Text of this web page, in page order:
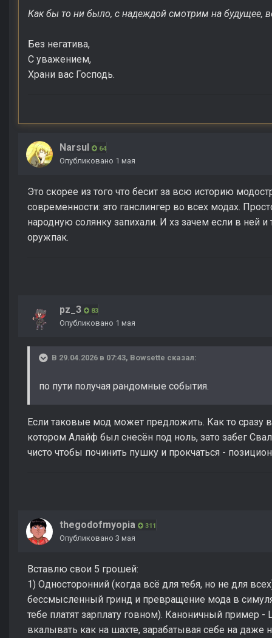
Как бы то ни было, с надеждой смотрим на будущее,
Без негатива,
С уважением,
Храни вас Господь.
Narsul 64
Опубликовано 1 мая
Это скорее из того что бесит за всю историю
современности: это ганслингер во всех модах.
народную солянку запихали. И хз зачем если в ней
оружпак.
pz_3 83
Опубликовано 1 мая
В 29.04.2026 в 07:43, Bowsette сказал:
по пути получая рандомные события.
Если таковые мод может предложить. Как то сразу
котором Алайф был снесён под ноль, зато забег
чисто чтобы починить пушку и прокчаться -
thegodofmyopia 311
Опубликовано 3 мая
Вставлю свои 5 грошей:
1) Односторонний (когда всё для тебя, но не для
бессмысленный гринд и превращение мода в
тебе платят зарплату говном). Каноничный пример -
вкалывать как на шахте, зарабатывая себе на даже